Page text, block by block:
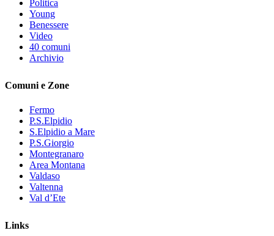
Politica
Young
Benessere
Video
40 comuni
Archivio
Comuni e Zone
Fermo
P.S.Elpidio
S.Elpidio a Mare
P.S.Giorgio
Montegranaro
Area Montana
Valdaso
Valtenna
Val d’Ete
Links